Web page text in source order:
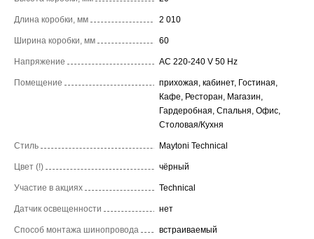
Длина коробки, мм 2 010
Ширина коробки, мм 60
Напряжение AC 220-240 V 50 Hz
Помещение
прихожая, кабинет, Гостиная,
Кафе, Ресторан, Магазин,
Гардеробная, Спальня, Офис,
Столовая/Кухня
Стиль Maytoni Technical
Цвет (!) чёрный
Участие в акциях Technical
Датчик освещенности нет
Способ монтажа шинопровода встраиваемый